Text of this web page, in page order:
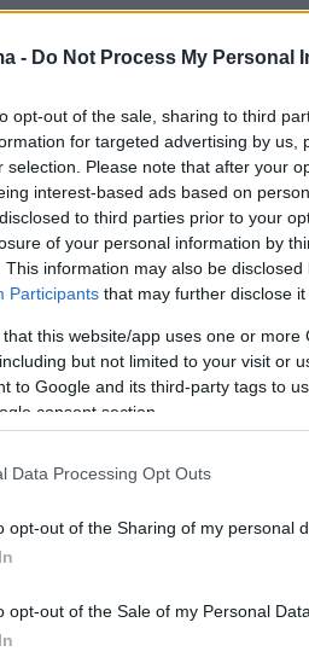
- Do Not Process My Personal
opt-out of the sale, sharing to third
for targeted advertising by us,
selection. Please note that after your
interest-based ads based on
to third parties prior to your
of your personal information by
This information may also be
Participants that may further disclose
that this website/app uses one or
but not limited to your visit or
to Google and its third-party tags to
consent section.
Data Processing Opt Outs
opt-out of the Sharing of my personal
opt-out of the Sale of my Personal Data.
το παιδί της
στο αστυνομικό
σε βάρος του συζύγου
για ενδοοικογενειακή
και αναζητείται στα
Ιωάννινα - Νεκρός σε
του «καρφώθηκε» σε
Κατάρ ρυθμιστές της
διάδοχος του
τον Φιντάν
Ντέμη Χασάμπη - Η